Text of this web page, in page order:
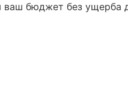
бюджет без ущерба